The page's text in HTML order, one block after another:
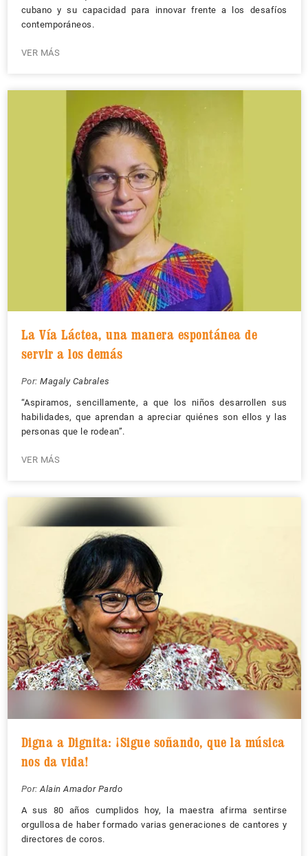
cubano y su capacidad para innovar frente a los desafíos
contemporáneos.
VER MÁS
La Vía Láctea, una manera espontánea de
servir a los demás
Por: Magaly Cabrales
“Aspiramos, sencillamente, a que los niños desarrollen sus
habilidades, que aprendan a apreciar quiénes son ellos y las
personas que le rodean”.
VER MÁS
Digna a Dignita: ¡Sigue soñando, que la música
nos da vida!
Por: Alain Amador Pardo
A sus 80 años cumplidos hoy, la maestra afirma sentirse
orgullosa de haber formado varias generaciones de cantores y
directores de coros.